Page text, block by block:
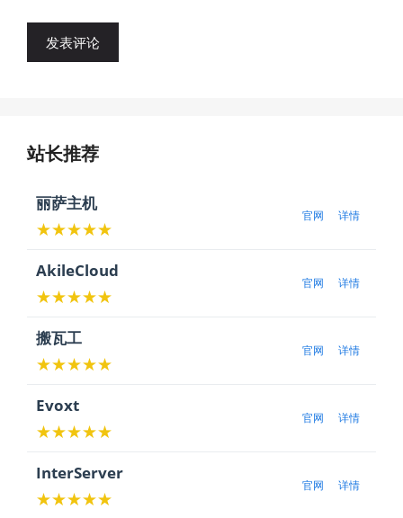
站长推荐
丽萨主机
★★★★★
官网 详情
AkileCloud
★★★★★
官网 详情
搬瓦工
★★★★★
官网 详情
Evoxt
★★★★★
官网 详情
InterServer
★★★★★
官网 详情